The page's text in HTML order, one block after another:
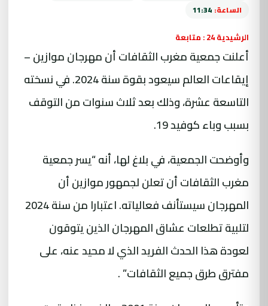
الساعة: 11:34
الرشيدية 24 : متابعة
أعلنت جمعية مغرب الثقافات أن مهرجان موازين –
إيقاعات العالم سيعود بقوة سنة 2024. في نسخته
التاسعة عشرة، وذلك بعد ثلاث سنوات من التوقف
بسبب وباء كوفيد 19.
وأوضحت الجمعية، في بلاغ لها، أنه “يسر جمعية
مغرب الثقافات أن تعلن لجمهور موازين أن
المهرجان سيستأنف فعالياته. اعتبارا من سنة 2024
لتلبية تطلعات عشاق المهرجان الذين يتوقون
لعودة هذا الحدث الفريد الذي لا محيد عنه، على
مفترق طرق جميع الثقافات” .